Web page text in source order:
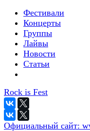
Фестивали
Концерты
Группы
Лайвы
Новости
Статьи
Rock is Fest
Официальный сайт: